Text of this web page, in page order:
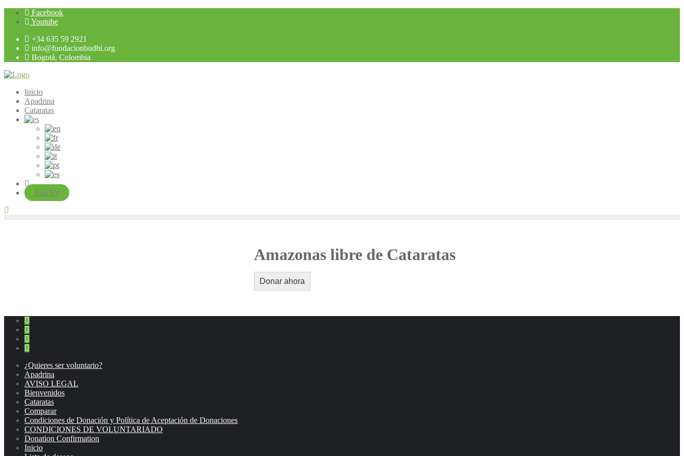
Saltar
Facebook
Youtube
+34 635 59 2921
info@fundacionbudhi.org
Bogotá, Colombia
Inicio
Apadrina
Cataratas
Join Us
Amazonas libre de Cataratas
Donar ahora
¿Quieres ser voluntario?
Apadrina
AVISO LEGAL
Bienvenidos
Cataratas
Comparar
Condiciones de Donación y Política de Aceptación de Donaciones
CONDICIONES DE VOLUNTARIADO
Donation Confirmation
Inicio